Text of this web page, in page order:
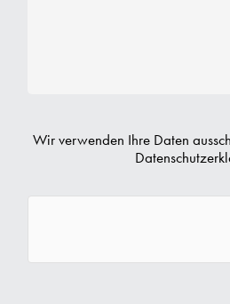
Wir verwenden Ihre Daten